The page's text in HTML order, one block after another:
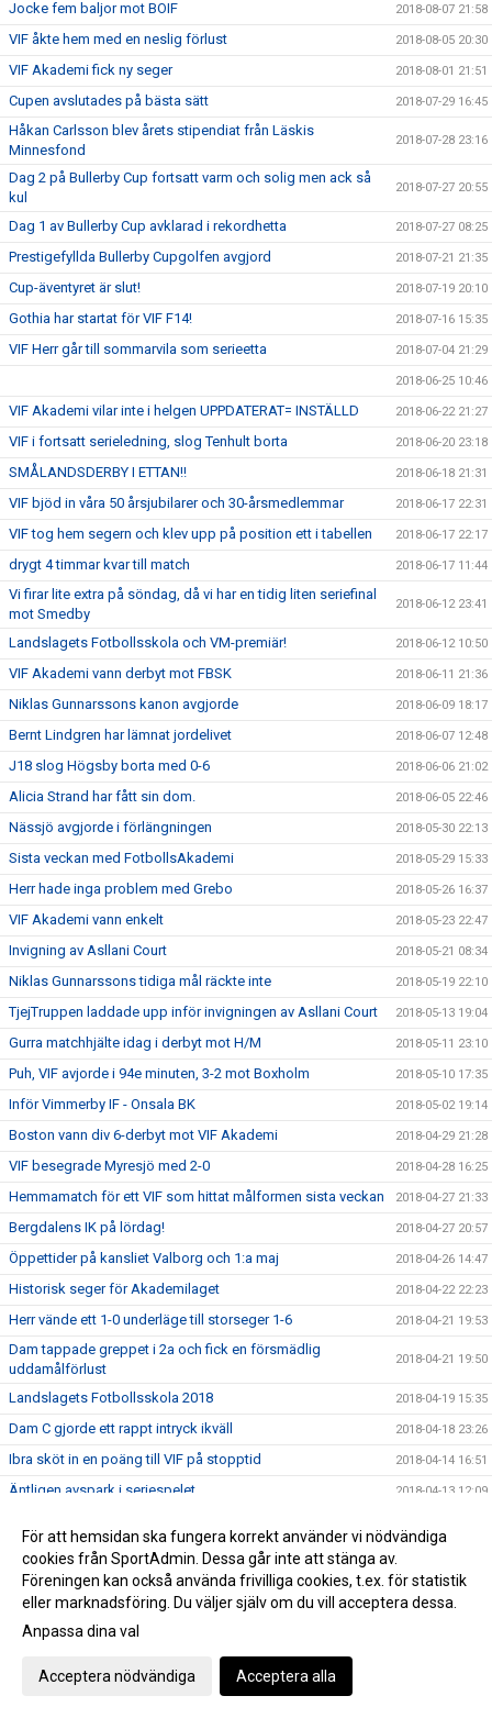
Jocke fem baljor mot BOIF 2018-08-07 21:58
VIF åkte hem med en neslig förlust 2018-08-05 20:30
VIF Akademi fick ny seger 2018-08-01 21:51
Cupen avslutades på bästa sätt 2018-07-29 16:45
Håkan Carlsson blev årets stipendiat från Läskis
Minnesfond
2018-07-28 23:16
Dag 2 på Bullerby Cup fortsatt varm och solig men ack så
kul
2018-07-27 20:55
Dag 1 av Bullerby Cup avklarad i rekordhetta 2018-07-27 08:25
Prestigefyllda Bullerby Cupgolfen avgjord 2018-07-21 21:35
Cup-äventyret är slut! 2018-07-19 20:10
Gothia har startat för VIF F14! 2018-07-16 15:35
VIF Herr går till sommarvila som serieetta 2018-07-04 21:29
2018-06-25 10:46
VIF Akademi vilar inte i helgen UPPDATERAT= INSTÄLLD 2018-06-22 21:27
VIF i fortsatt serieledning, slog Tenhult borta 2018-06-20 23:18
SMÅLANDSDERBY I ETTAN!! 2018-06-18 21:31
VIF bjöd in våra 50 årsjubilarer och 30-årsmedlemmar 2018-06-17 22:31
VIF tog hem segern och klev upp på position ett i tabellen 2018-06-17 22:17
drygt 4 timmar kvar till match 2018-06-17 11:44
Vi firar lite extra på söndag, då vi har en tidig liten seriefinal
mot Smedby
2018-06-12 23:41
Landslagets Fotbollsskola och VM-premiär! 2018-06-12 10:50
VIF Akademi vann derbyt mot FBSK 2018-06-11 21:36
Niklas Gunnarssons kanon avgjorde 2018-06-09 18:17
Bernt Lindgren har lämnat jordelivet 2018-06-07 12:48
J18 slog Högsby borta med 0-6 2018-06-06 21:02
Alicia Strand har fått sin dom. 2018-06-05 22:46
Nässjö avgjorde i förlängningen 2018-05-30 22:13
Sista veckan med FotbollsAkademi 2018-05-29 15:33
Herr hade inga problem med Grebo 2018-05-26 16:37
VIF Akademi vann enkelt 2018-05-23 22:47
Invigning av Asllani Court 2018-05-21 08:34
Niklas Gunnarssons tidiga mål räckte inte 2018-05-19 22:10
TjejTruppen laddade upp inför invigningen av Asllani Court 2018-05-13 19:04
Gurra matchhjälte idag i derbyt mot H/M 2018-05-11 23:10
Puh, VIF avjorde i 94e minuten, 3-2 mot Boxholm 2018-05-10 17:35
Inför Vimmerby IF - Onsala BK 2018-05-02 19:14
Boston vann div 6-derbyt mot VIF Akademi 2018-04-29 21:28
VIF besegrade Myresjö med 2-0 2018-04-28 16:25
Hemmamatch för ett VIF som hittat målformen sista veckan 2018-04-27 21:33
Bergdalens IK på lördag! 2018-04-27 20:57
Öppettider på kansliet Valborg och 1:a maj 2018-04-26 14:47
Historisk seger för Akademilaget 2018-04-22 22:23
Herr vände ett 1-0 underläge till storseger 1-6 2018-04-21 19:53
Dam tappade greppet i 2a och fick en försmädlig
uddamålförlust
2018-04-21 19:50
Landslagets Fotbollsskola 2018 2018-04-19 15:35
Dam C gjorde ett rappt intryck ikväll 2018-04-18 23:26
Ibra sköt in en poäng till VIF på stopptid 2018-04-14 16:51
Äntligen avspark i seriespelet 2018-04-13 12:09
Helt klart att Håkan blir huvudtränare för VIF Dam
Succé igen, breddturneringens charm står sig över tid 2018-03-20 22:39
Då var det dags att sparka igång Breddturneringen
SM-dagarna avslutades med optimal glädje
Vimmerby Sparbank och Vimmerby IF arrangerar återigen
För att hemsidan ska fungera korrekt använder vi nödvändiga
cookies från SportAdmin. Dessa går inte att stänga av.
Föreningen kan också använda frivilliga cookies, t.ex. för statistik
eller marknadsföring. Du väljer själv om du vill acceptera dessa.
Anpassa dina val
Acceptera nödvändiga Acceptera alla